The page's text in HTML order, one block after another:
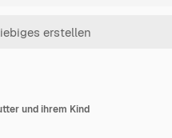
und ihrem Kind